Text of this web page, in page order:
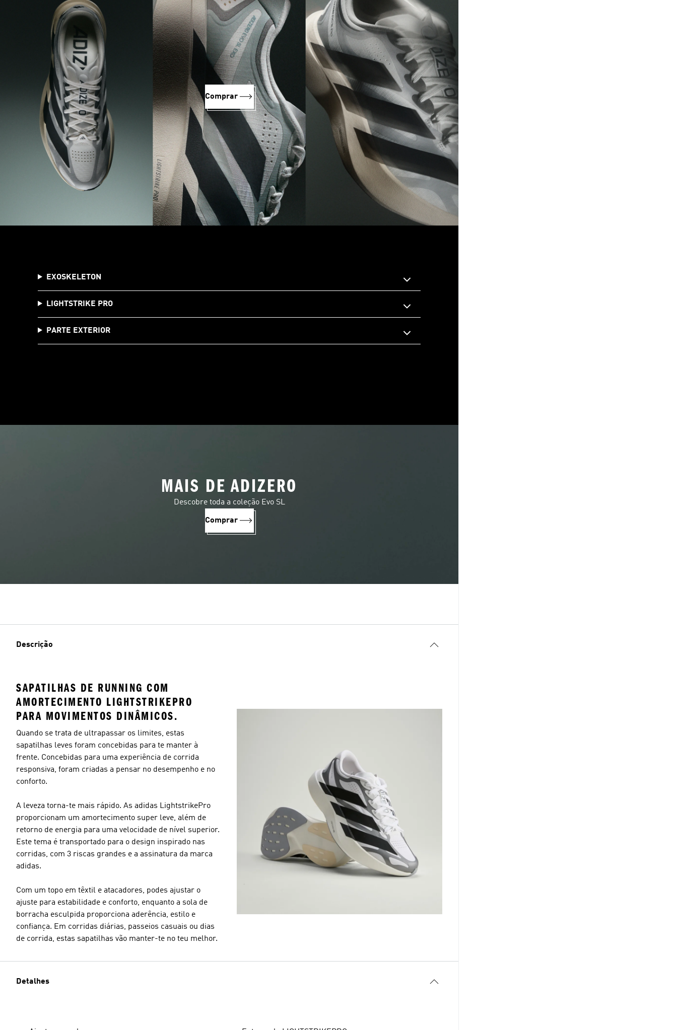
Comprar
EXOSKELETON
LIGHTSTRIKE PRO
PARTE EXTERIOR
MAIS DE ADIZERO
Descobre toda a coleção Evo SL
Comprar
Descrição
SAPATILHAS DE RUNNING COM
AMORTECIMENTO LIGHTSTRIKEPRO
PARA MOVIMENTOS DINÂMICOS.
Quando se trata de ultrapassar os limites, estas
sapatilhas leves foram concebidas para te manter à
frente. Concebidas para uma experiência de corrida
responsiva, foram criadas a pensar no desempenho e no
conforto.
A leveza torna-te mais rápido. As adidas LightstrikePro
proporcionam um amortecimento super leve, além de
retorno de energia para uma velocidade de nível superior.
Este tema é transportado para o design inspirado nas
corridas, com 3 riscas grandes e a assinatura da marca
adidas.
Com um topo em têxtil e atacadores, podes ajustar o
ajuste para estabilidade e conforto, enquanto a sola de
borracha esculpida proporciona aderência, estilo e
confiança. Em corridas diárias, passeios casuais ou dias
de corrida, estas sapatilhas vão manter-te no teu melhor.
Detalhes